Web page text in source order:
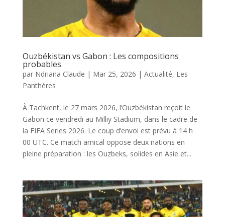
Ouzbékistan vs Gabon : Les compositions
probables
par Ndriana Claude | Mar 25, 2026 | Actualité, Les
Panthères
À Tachkent, le 27 mars 2026, l’Ouzbékistan reçoit le
Gabon ce vendredi au Milliy Stadium, dans le cadre de
la FIFA Series 2026. Le coup d’envoi est prévu à 14 h
00 UTC. Ce match amical oppose deux nations en
pleine préparation : les Ouzbeks, solides en Asie et...